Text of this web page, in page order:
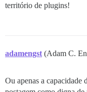
território de plugins!
adamengst (Adam C.
Ou apenas a capacidade